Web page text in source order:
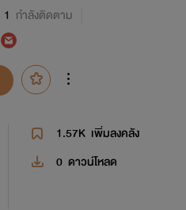
1 กำลังติดตาม
1.57K เพิ่มลงคลัง
0 ดาวน์โหลด